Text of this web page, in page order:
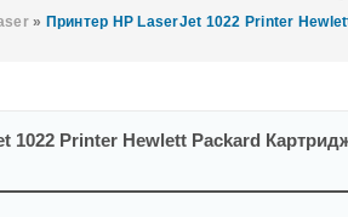
» Принтер HP LaserJet 1022 Printer
1022 Printer Hewlett Packard